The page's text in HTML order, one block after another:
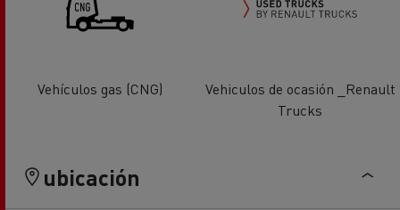
Vehículos gas (CNG)
Vehiculos de ocasión _Renault
Trucks
ubicación